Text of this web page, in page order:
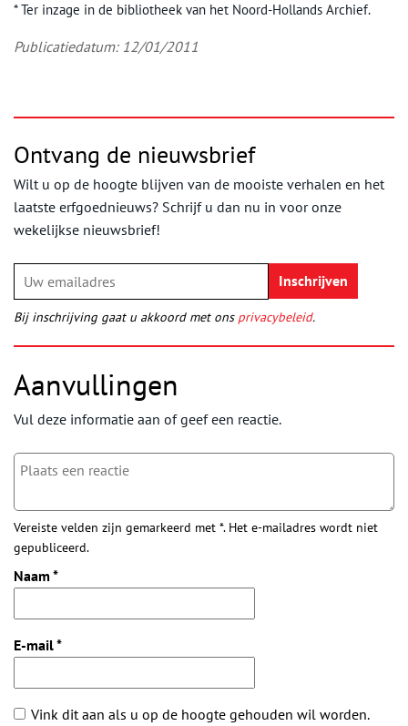
* Ter inzage in de bibliotheek van het Noord-Hollands Archief.
Publicatiedatum: 12/01/2011
Ontvang de nieuwsbrief
Wilt u op de hoogte blijven van de mooiste verhalen en het
laatste erfgoednieuws? Schrijf u dan nu in voor onze
wekelijkse nieuwsbrief!
Bij inschrijving gaat u akkoord met ons privacybeleid.
Aanvullingen
Vul deze informatie aan of geef een reactie.
Vereiste velden zijn gemarkeerd met *. Het e-mailadres wordt niet
gepubliceerd.
Naam *
E-mail*
Vink dit aan als u op de hoogte gehouden wil worden.